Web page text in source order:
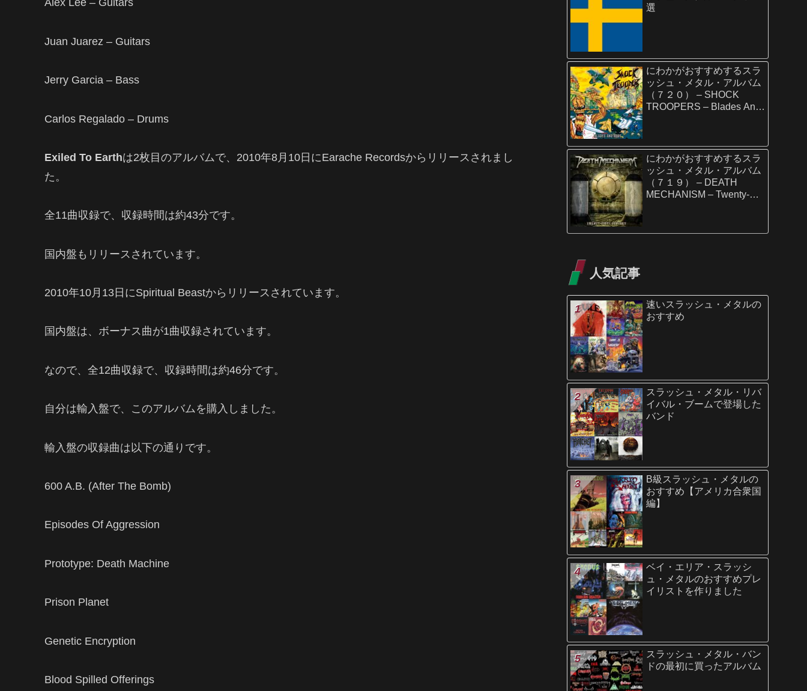
Alex Lee – Guitars
Juan Juarez – Guitars
Jerry Garcia – Bass
Carlos Regalado – Drums
Exiled To Earthは2枚目のアルバムで、2010年8月10日にEarache Recordsからリリースされまし
た。
全11曲収録で、収録時間は約43分です。
国内盤もリリースされています。
2010年10月13日にSpiritual Beastからリリースされています。
国内盤は、ボーナス曲が1曲収録されています。
なので、全12曲収録で、収録時間は約46分です。
自分は輸入盤で、このアルバムを購入しました。
輸入盤の収録曲は以下の通りです。
600 A.B. (After The Bomb)
Episodes Of Aggression
Prototype: Death Machine
Prison Planet
Genetic Encryption
Blood Spilled Offerings
選
にわかがおすすめするスラ
ッシュ・メタル・アルバム
（７２０） – SHOCK
TROOPERS – Blades And
にわかがおすすめするスラ
ッシュ・メタル・アルバム
（７１９） – DEATH
MECHANISM – Twenty-
人気記事
速いスラッシュ・メタルの
おすすめ
スラッシュ・メタル・リバ
イバル・ブームで登場した
バンド
B級スラッシュ・メタルの
おすすめ【アメリカ合衆国
編】
ベイ・エリア・スラッシ
ュ・メタルのおすすめプレ
イリストを作りました
スラッシュ・メタル・バン
ドの最初に買ったアルバム